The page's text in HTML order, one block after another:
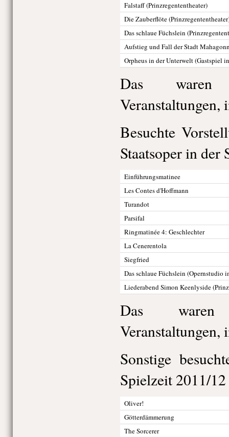
Falstaff (Prinzregententheater)
Die Zauberflöte
Das schlaue Füchslein
Aufstieg und Fall der Stadt
Orpheus in der Unterwelt (Gastspiel
Das waren
Veranstaltungen,
Besuchte
Staatsoper in der
Einführungsmatinee
Les Contes d'Hoffmann
Turandot
Parsifal
Ringmatinée 4: Geschlechter
La Cenerentola
Siegfried
Das schlaue Füchslein (Opernstudio
Liederabend Simon Keenlyside
Das waren
Veranstaltungen,
Sonstige
Spielzeit 2011/12
Oliver!
Götterdämmerung
The Sorcerer